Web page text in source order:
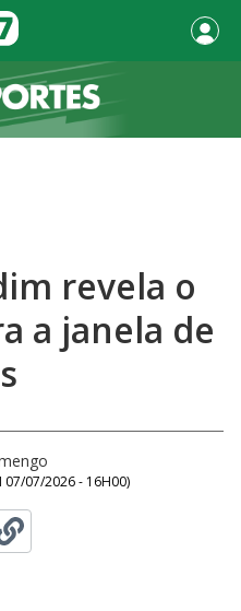
revela o
a janela de
07/07/2026 - 16H00)